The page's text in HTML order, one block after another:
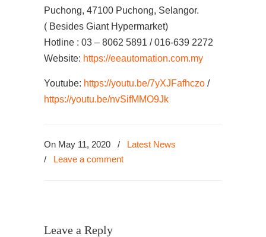
Puchong, 47100 Puchong, Selangor.
( Besides Giant Hypermarket)
Hotline : 03 – 8062 5891 / 016-639 2272
Website: https://eeautomation.com.my
Youtube: https://youtu.be/7yXJFafhczo /
https://youtu.be/nvSifMMO9Jk
On May 11, 2020 /
Latest News
/ Leave a comment
Leave a Reply